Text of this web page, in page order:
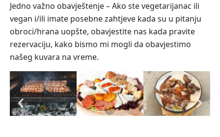
Jedno važno obavještenje – Ako ste vegetarijanac ili
vegan i/ili imate posebne zahtjeve kada su u pitanju
obroci/hrana uopšte, obavjestite nas kada pravite
rezervaciju, kako bismo mi mogli da obavjestimo
našeg kuvara na vreme.